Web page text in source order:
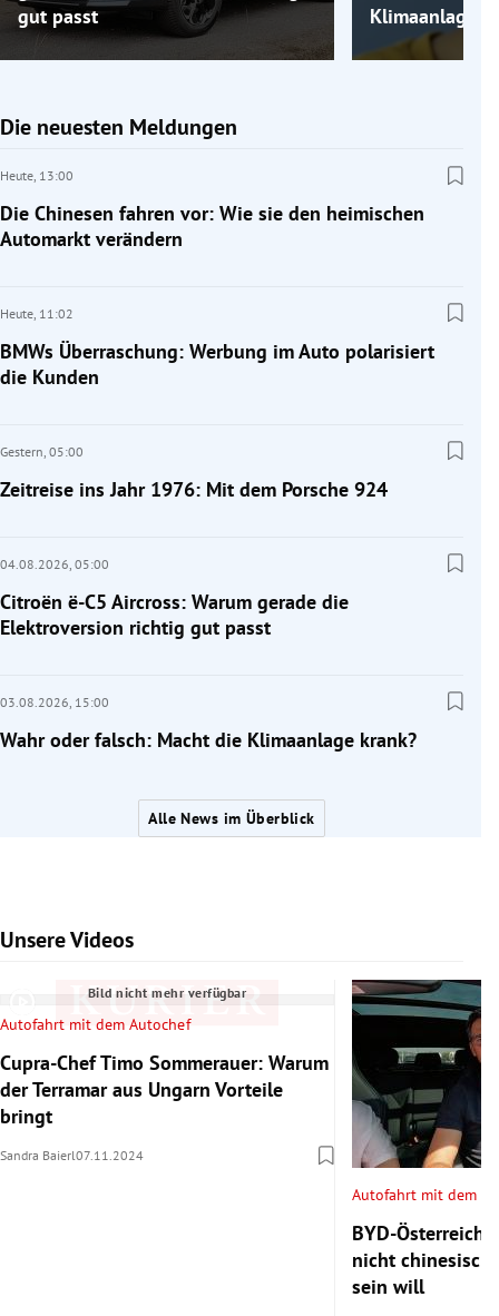
gut passt
Klimaanlage
Die neuesten Meldungen
Heute, 13:00
Die Chinesen fahren vor: Wie sie den heimischen
Automarkt verändern
Heute, 11:02
BMWs Überraschung: Werbung im Auto polarisiert
die Kunden
Gestern, 05:00
Zeitreise ins Jahr 1976: Mit dem Porsche 924
04.08.2026, 05:00
Citroën ë-C5 Aircross: Warum gerade die
Elektroversion richtig gut passt
03.08.2026, 15:00
Wahr oder falsch: Macht die Klimaanlage krank?
Alle News im Überblick
Unsere Videos
Slide 1 von 7
Bild nicht mehr verfügbar
Autofahrt mit dem Autochef
Cupra-Chef Timo Sommerauer: Warum
der Terramar aus Ungarn Vorteile
bringt
Sandra Baierl07.11.2024
Autofahrt mit dem
BYD-Österreich-
nicht
sein will